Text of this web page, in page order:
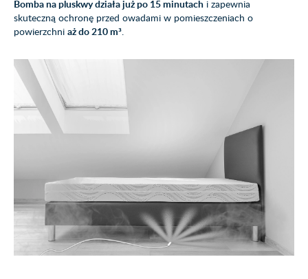
Bomba na pluskwy działa już po 15 minutach i zapewnia
skuteczną ochronę przed owadami w pomieszczeniach o
powierzchni aż do 210 m³.